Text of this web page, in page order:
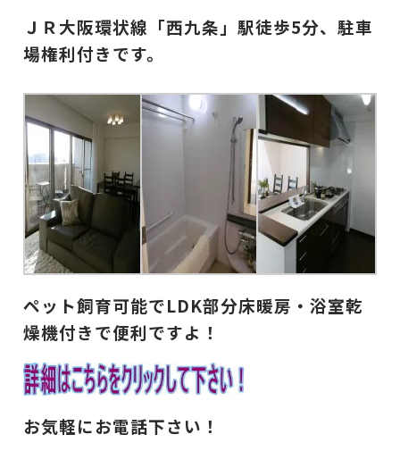
ＪＲ大阪環状線「西九条」駅徒歩5分、駐車
場権利付きです。
ペット飼育可能でLDK部分床暖房・浴室乾
燥機付きで便利ですよ！
お気軽にお電話下さい！